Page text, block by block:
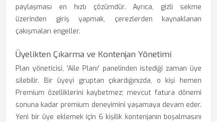
paylaşması en hızlı çözümdür. Ayrıca, gizli sekme
üzerinden giriş yapmak, çerezlerden kaynaklanan
çakışmaları engeller.
Üyelikten Çıkarma ve Kontenjan Yönetimi
Plan yöneticisi, 'Aile Planı' panelinden istediği zaman üye
silebilir. Bir üyeyi gruptan çıkardığınızda, o kişi hemen
Premium özelliklerini kaybetmez; mevcut fatura dönemi
sonuna kadar premium deneyimini yaşamaya devam eder.
Yeni bir üye eklemek için 6 kişilik kontenjanın boşalmasını